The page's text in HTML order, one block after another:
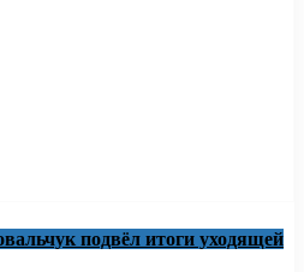
подвёл итоги уходящей